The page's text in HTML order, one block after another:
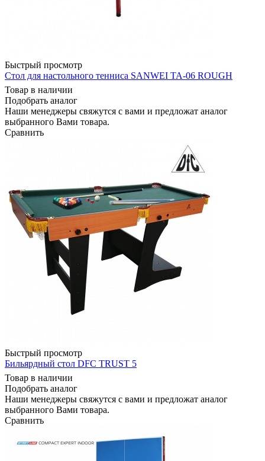
Быстрый просмотр
Стол для настольного тенниса SANWEI TA-06 ROUGH
Товар в наличии
Подобрать аналог
Наши менеджеры свяжутся с вами и предложат аналог
выбранного Вами товара.
Сравнить
Быстрый просмотр
Бильярдный стол DFC TRUST 5
Товар в наличии
Подобрать аналог
Наши менеджеры свяжутся с вами и предложат аналог
выбранного Вами товара.
Сравнить